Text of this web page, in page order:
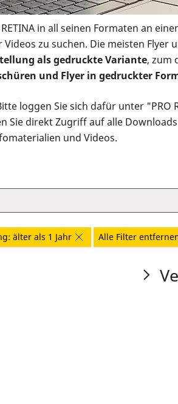
in all seinen Formaten an
zu suchen. Die meisten Flyer
als gedruckte Variante, zum
und Flyer in gedruckter
loggen Sie sich dafür unter "PRO
Sie direkt Zugriff auf alle
und Videos.
älter als 1 Jahr Alle Filter